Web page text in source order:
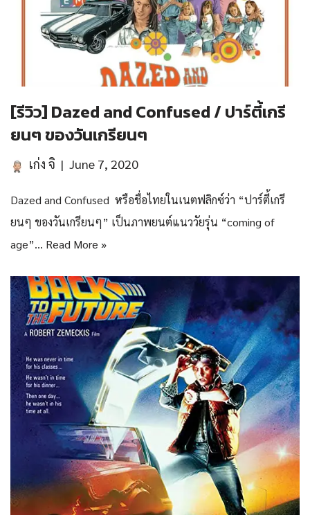
[รีวิว] Dazed and Confused / ปาร์ตี้เกรี
ยนๆ ของวันเกรียนๆ
เก่ง จิ June 7, 2020
Dazed and Confused หรือชื่อไทยในเนตฟลิกซ์ว่า “ปาร์ตี้เกรี
ยนๆ ของวันเกรียนๆ” เป็นภาพยนต์แนววัยรุ่น “coming of
age”… Read More »